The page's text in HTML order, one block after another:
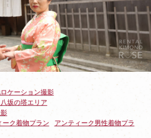
ケーション撮影
坂の塔エリア
ーク着物プラン
アンティーク男性着物プラ